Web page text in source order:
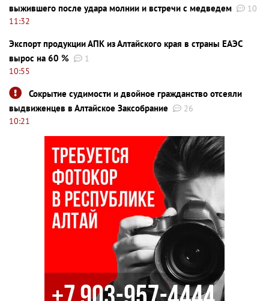
выжившего после удара молнии и встречи с медведем
10
11:32
Экспорт продукции АПК из Алтайского края в страны ЕАЭС
вырос на 60 %
1
10:55
Сокрытие судимости и двойное гражданство отсеяли
выдвиженцев в Алтайское Заксобрание
26
10:21